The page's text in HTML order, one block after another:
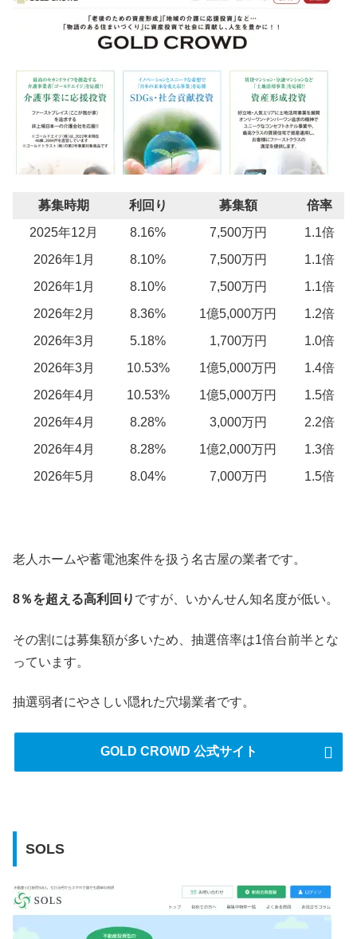
募集時期 利回り 募集額
倍率
2025年12月
8.16% 7,500万円
1.1倍
2026年1月
8.10% 7,500万円
1.1倍
2026年1月
8.10% 7,500万円
1.1倍
2026年2月
8.36% 1億5,000万円
1.2倍
2026年3月
5.18% 1,700万円
1.0倍
2026年3月
10.53% 1億5,000万円
1.4倍
2026年4月
10.53% 1億5,000万円
1.5倍
2026年4月
8.28% 3,000万円
2.2倍
2026年4月
8.28% 1億2,000万円
1.3倍
2026年5月
8.04% 7,000万円 1.5倍
老人ホームや蓄電池案件を扱う名古屋の業者です。
8％を超える高利回り ですが、いかんせん知名度が低い。
その割には募集額が多いため、抽選倍率は1倍台前半とな
っています。
抽選弱者にやさしい隠れた穴場業者です。
GOLD CROWD 公式サイト
SOLS